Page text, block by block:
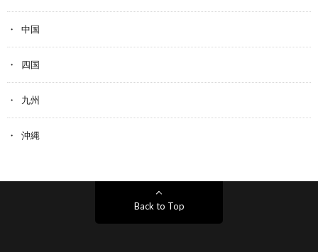
中国
四国
九州
沖縄
Back to Top